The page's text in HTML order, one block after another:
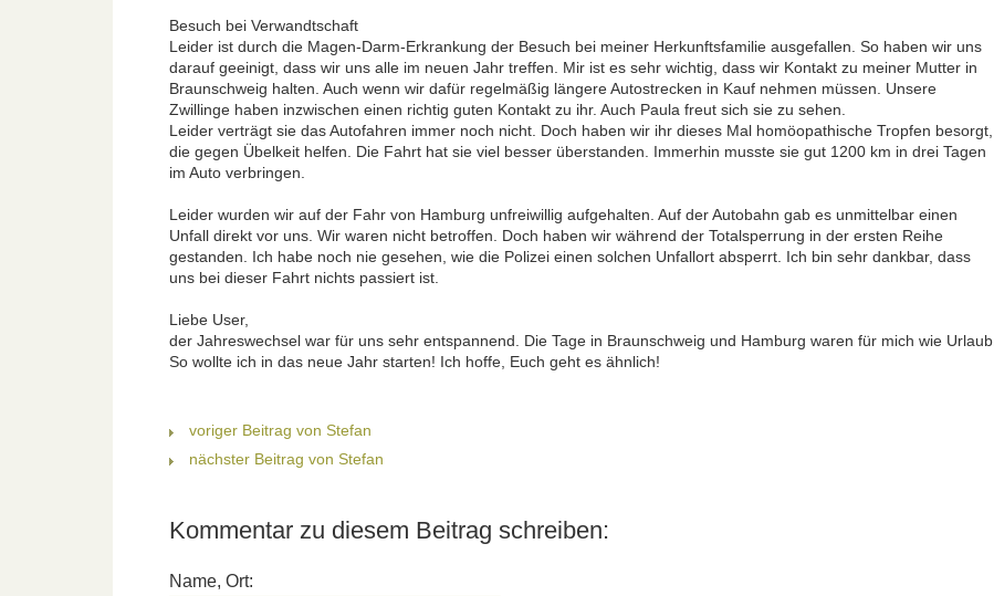
Besuch bei Verwandtschaft
Leider ist durch die Magen-Darm-Erkrankung der Besuch bei meiner Herkunftsfamilie ausgefallen. So haben wir uns
darauf geeinigt, dass wir uns alle im neuen Jahr treffen. Mir ist es sehr wichtig, dass wir Kontakt zu meiner Mutter in
Braunschweig halten. Auch wenn wir dafür regelmäßig längere Autostrecken in Kauf nehmen müssen. Unsere
Zwillinge haben inzwischen einen richtig guten Kontakt zu ihr. Auch Paula freut sich sie zu sehen.
Leider verträgt sie das Autofahren immer noch nicht. Doch haben wir ihr dieses Mal homöopathische Tropfen besorgt,
die gegen Übelkeit helfen. Die Fahrt hat sie viel besser überstanden. Immerhin musste sie gut 1200 km in drei Tagen
im Auto verbringen.
Leider wurden wir auf der Fahr von Hamburg unfreiwillig aufgehalten. Auf der Autobahn gab es unmittelbar einen
Unfall direkt vor uns. Wir waren nicht betroffen. Doch haben wir während der Totalsperrung in der ersten Reihe
gestanden. Ich habe noch nie gesehen, wie die Polizei einen solchen Unfallort absperrt. Ich bin sehr dankbar, dass
uns bei dieser Fahrt nichts passiert ist.
Liebe User,
der Jahreswechsel war für uns sehr entspannend. Die Tage in Braunschweig und Hamburg waren für mich wie Urlaub.
So wollte ich in das neue Jahr starten! Ich hoffe, Euch geht es ähnlich!
voriger Beitrag von Stefan
nächster Beitrag von Stefan
Kommentar zu diesem Beitrag schreiben:
Name, Ort: